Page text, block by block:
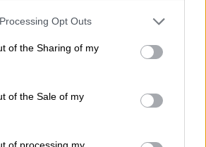
website/app uses one or more Google
or usage behaviour. You may click to
to Google and its third-party tags to
specified purposes in below Google
Opt Outs
of the Sharing of my
of the Sale of my
of processing my